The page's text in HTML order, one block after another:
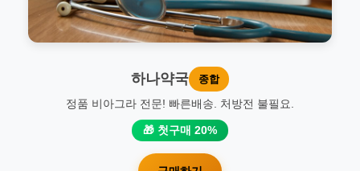
하나약국 종합
정품 비아그라 전문! 빠른배송. 처방전 불필요.
🎁 첫구매 20%